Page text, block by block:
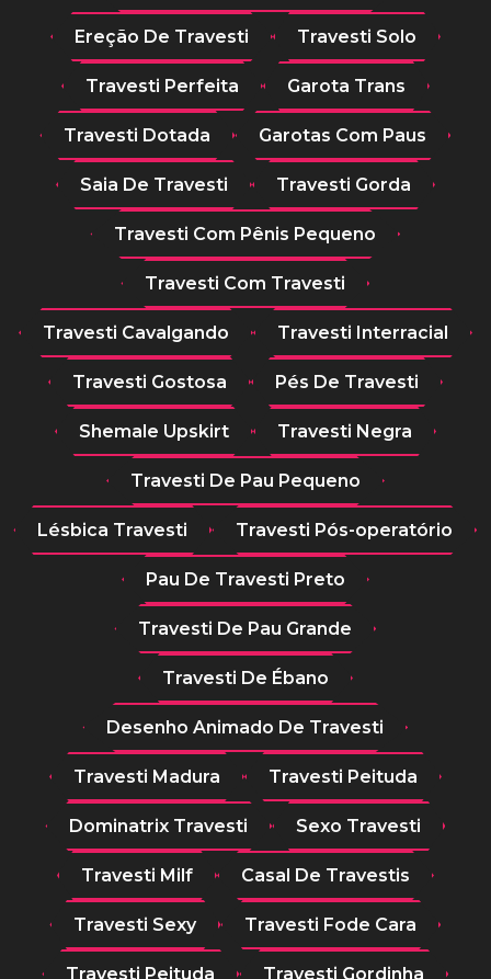
Ereção De Travesti Travesti Solo
Travesti Perfeita Garota Trans
Travesti Dotada Garotas Com Paus
Saia De Travesti Travesti Gorda
Travesti Com Pênis Pequeno
Travesti Com Travesti
Travesti Cavalgando Travesti Interracial
Travesti Gostosa Pés De Travesti
Shemale Upskirt Travesti Negra
Travesti De Pau Pequeno
Lésbica Travesti Travesti Pós-operatório
Pau De Travesti Preto
Travesti De Pau Grande
Travesti De Ébano
Desenho Animado De Travesti
Travesti Madura Travesti Peituda
Dominatrix Travesti Sexo Travesti
Travesti Milf Casal De Travestis
Travesti Sexy Travesti Fode Cara
Travesti Peituda Travesti Gordinha